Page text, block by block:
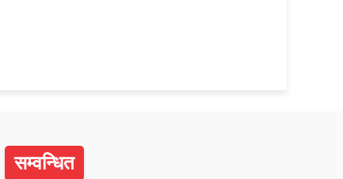
सम्वन्धित